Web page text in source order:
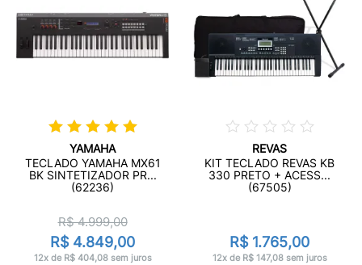
YAMAHA
TECLADO YAMAHA MX61
BK SINTETIZADOR PR...
(62236)
R$ 4.999,00
R$ 4.849,00
12x de R$ 404,08 sem juros
REVAS
KIT TECLADO REVAS KB
330 PRETO + ACESS...
(67505)
R$ 1.765,00
12x de R$ 147,08 sem juros